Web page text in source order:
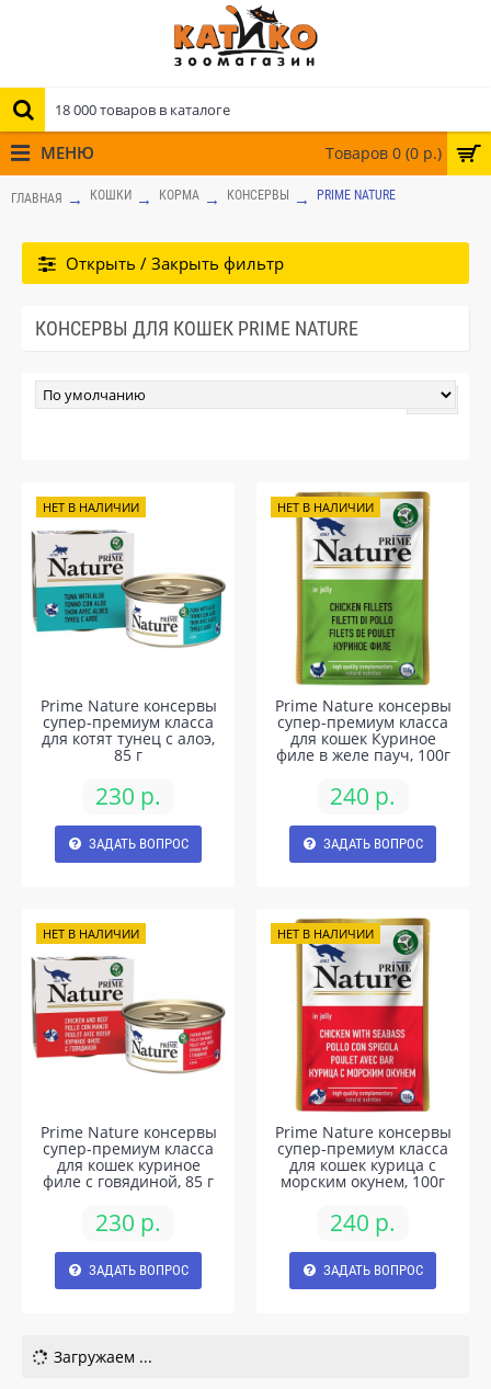
Товаров 0 (0 р.)
МЕНЮ
ГЛАВНАЯ КОШКИ КОРМА КОНСЕРВЫ PRIME NATURE
Открыть / Закрыть фильтр
КОНСЕРВЫ ДЛЯ КОШЕК PRIME NATURE
НЕТ В НАЛИЧИИ
Prime Nature консервы
супер-премиум класса
для котят тунец с алоэ,
85 г
230 р.
ЗАДАТЬ ВОПРОС
НЕТ В НАЛИЧИИ
Prime Nature консервы
супер-премиум класса
для кошек Куриное
филе в желе пауч, 100г
240 р.
ЗАДАТЬ ВОПРОС
НЕТ В НАЛИЧИИ
Prime Nature консервы
супер-премиум класса
для кошек куриное
филе с говядиной, 85 г
230 р.
ЗАДАТЬ ВОПРОС
НЕТ В НАЛИЧИИ
Prime Nature консервы
супер-премиум класса
для кошек курица с
морским окунем, 100г
240 р.
ЗАДАТЬ ВОПРОС
Загружаем ...